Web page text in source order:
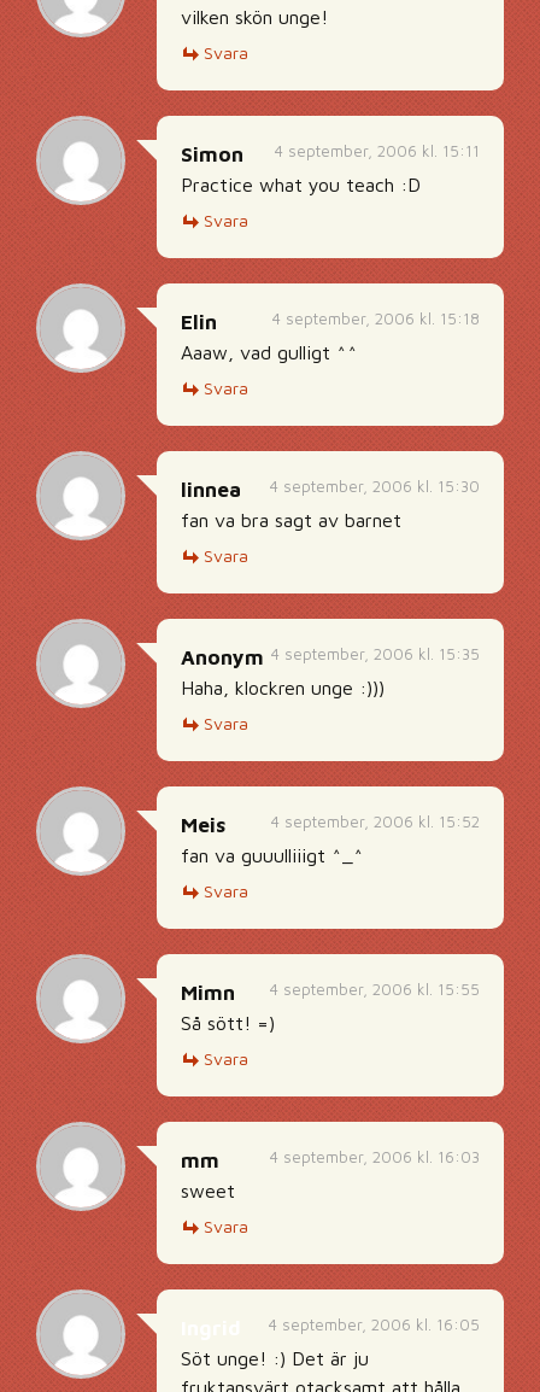
vilken skön unge!
Svara
4 september, 2006 kl. 15:11
Simon
Practice what you teach :D
Svara
4 september, 2006 kl. 15:18
Elin
Aaaw, vad gulligt ^^
Svara
4 september, 2006 kl. 15:30
linnea
fan va bra sagt av barnet
Svara
4 september, 2006 kl. 15:35
Anonym
Haha, klockren unge :)))
Svara
4 september, 2006 kl. 15:52
Meis
fan va guuulliiigt ^_^
Svara
4 september, 2006 kl. 15:55
Mimn
Så sött! =)
Svara
4 september, 2006 kl. 16:03
mm
sweet
Svara
4 september, 2006 kl. 16:05
Söt unge! :) Det är ju
fruktansvärt otacksamt att hålla